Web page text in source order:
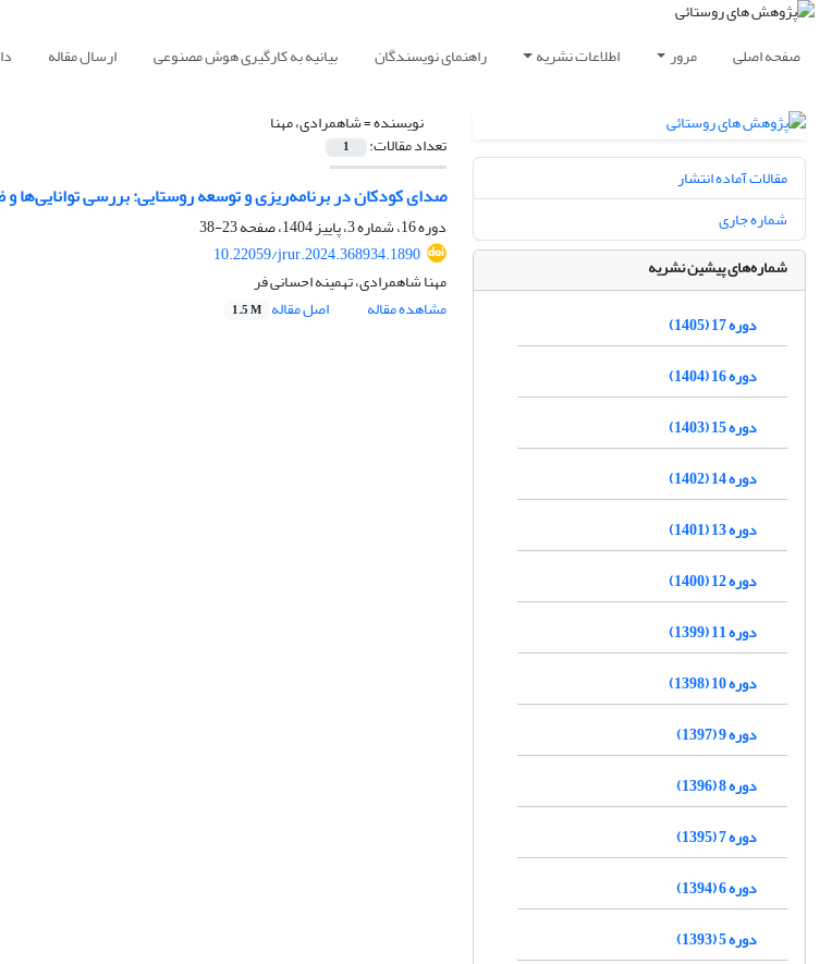
صفحه اصلی مرور اطلاعات نشریه راهنمای نویسندگان بیانیه به کارگیری هوش مصنوعی ارسال مقاله
نویسنده =شاهمرادی، مهنا
تعداد مقالات: 1
صدای کودکان در برنامه‌ریزی و توسعه روستایی: بررسی
دوره 16، شماره 3، پاییز 1404، صفحه
23-38
10.22059/jrur.2024.368934.1890
مهنا شاهمرادی، تهمینه احسانی فر
مشاهده مقاله
اصل مقاله 1.5 M
مقالات آماده انتشار
شماره جاری
شماره‌های پیشین نشریه
دوره 17 (1405)
دوره 16 (1404)
دوره 15 (1403)
دوره 14 (1402)
دوره 13 (1401)
دوره 12 (1400)
دوره 11 (1399)
دوره 10 (1398)
دوره 9 (1397)
دوره 8 (1396)
دوره 7 (1395)
دوره 6 (1394)
دوره 5 (1393)